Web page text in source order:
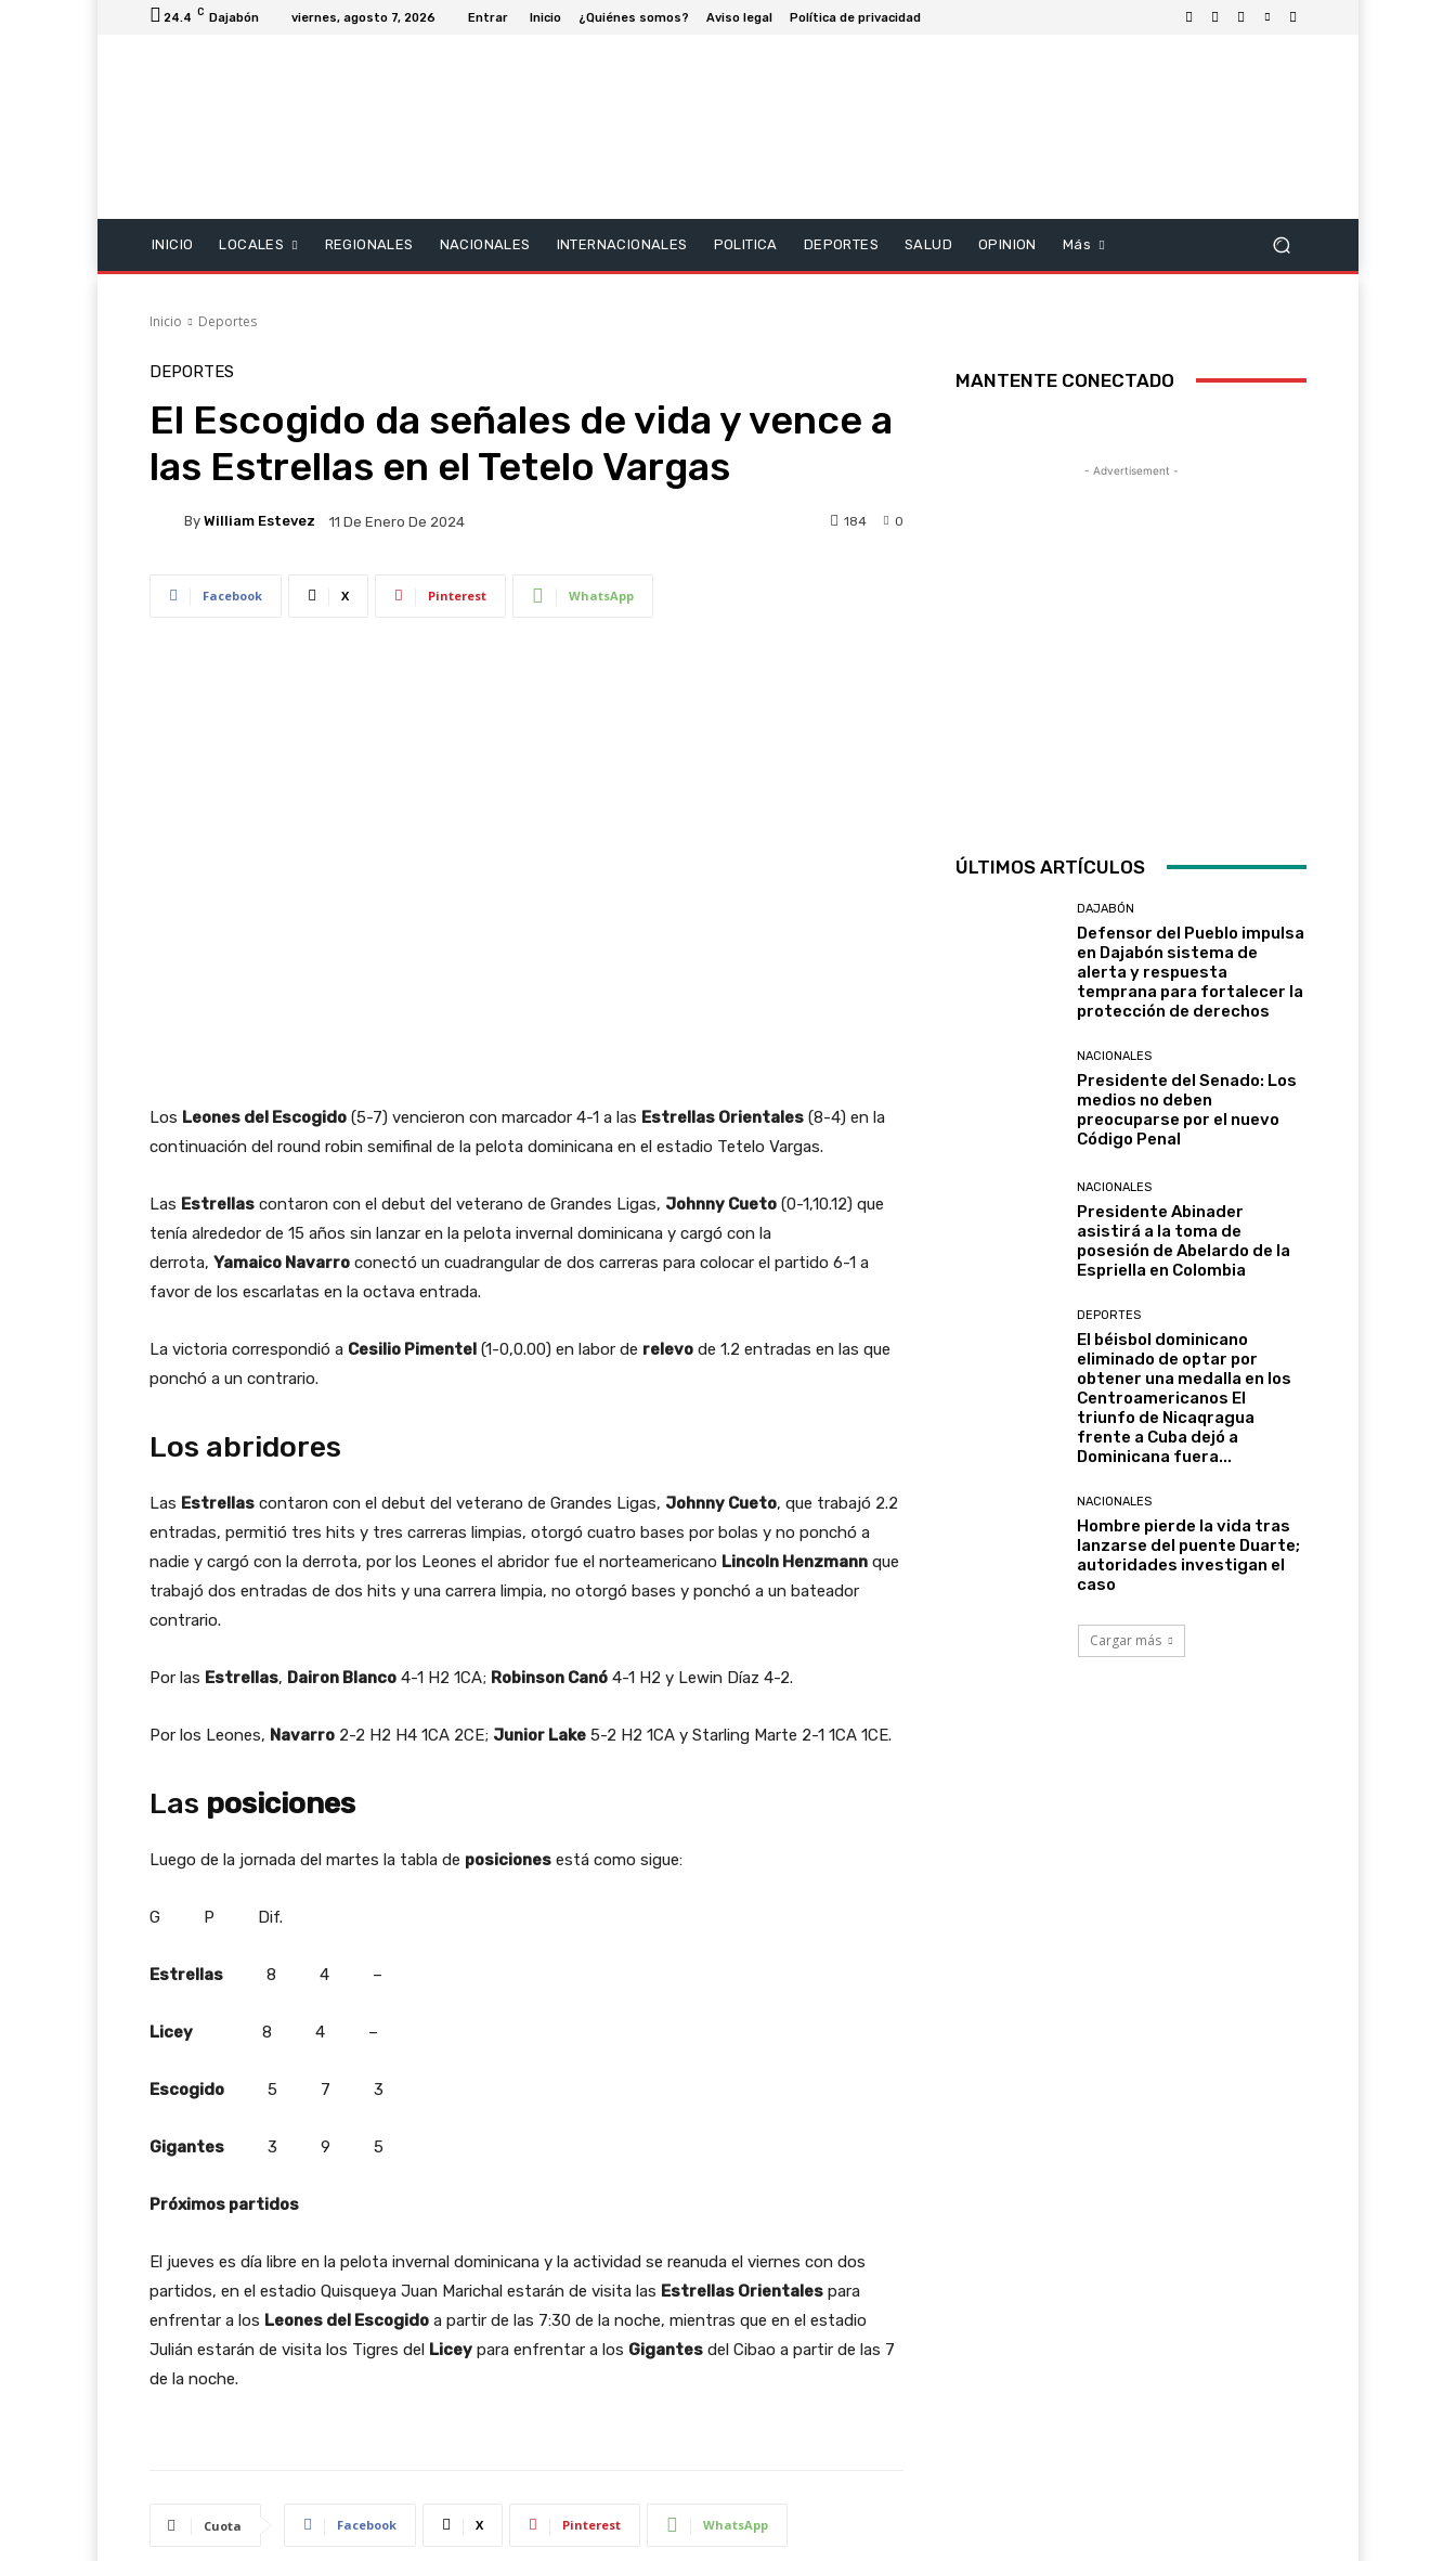
24.4 C Dajabón viernes, agosto 7, 2026 Entrar Inicio ¿Quiénes somos? Aviso legal Política de privacidad
INICIO LOCALES REGIONALES NACIONALES INTERNACIONALES POLITICA DEPORTES SALUD OPINION Más
Inicio Deportes
DEPORTES
El Escogido da señales de vida y vence a
las Estrellas en el Tetelo Vargas
By William Estevez 11 De Enero De 2024 0
184
Facebook X Pinterest WhatsApp
Los Leones del Escogido (5-7) vencieron con marcador 4-1 a las Estrellas Orientales (8-4) en la
continuación del round robin semifinal de la pelota dominicana en el estadio Tetelo Vargas.
Las Estrellas contaron con el debut del veterano de Grandes Ligas, Johnny Cueto (0-1,10.12) que
tenía alrededor de 15 años sin lanzar en la pelota invernal dominicana y cargó con la
derrota, Yamaico Navarro conectó un cuadrangular de dos carreras para colocar el partido 6-1 a
favor de los escarlatas en la octava entrada.
La victoria correspondió a Cesilio Pimentel (1-0,0.00) en labor de relevo de 1.2 entradas en las que
ponchó a un contrario.
Los abridores
Las Estrellas contaron con el debut del veterano de Grandes Ligas, Johnny Cueto, que trabajó 2.2
entradas, permitió tres hits y tres carreras limpias, otorgó cuatro bases por bolas y no ponchó a
nadie y cargó con la derrota, por los Leones el abridor fue el norteamericano Lincoln Henzmann que
trabajó dos entradas de dos hits y una carrera limpia, no otorgó bases y ponchó a un bateador
contrario.
Por las Estrellas, Dairon Blanco 4-1 H2 1CA; Robinson Canó 4-1 H2 y Lewin Díaz 4-2.
Por los Leones, Navarro 2-2 H2 H4 1CA 2CE; Junior Lake 5-2 H2 1CA y Starling Marte 2-1 1CA 1CE.
Las posiciones
Luego de la jornada del martes la tabla de posiciones está como sigue:
G P Dif.
Estrellas 8 4 –
Licey 8 4 –
Escogido 5 7 3
Gigantes 3 9 5
Próximos partidos
El jueves es día libre en la pelota invernal dominicana y la actividad se reanuda el viernes con dos
partidos, en el estadio Quisqueya Juan Marichal estarán de visita las Estrellas Orientales para
enfrentar a los Leones del Escogido a partir de las 7:30 de la noche, mientras que en el estadio
Julián estarán de visita los Tigres del Licey para enfrentar a los Gigantes del Cibao a partir de las 7
de la noche.
Cuota Facebook X Pinterest WhatsApp
MANTENTE CONECTADO
- Advertisement -
ÚLTIMOS ARTÍCULOS
DAJABÓN
Defensor del Pueblo impulsa
en Dajabón sistema de
alerta y respuesta
temprana para fortalecer la
protección de derechos
NACIONALES
Presidente del Senado: Los
medios no deben
preocuparse por el nuevo
Código Penal
NACIONALES
Presidente Abinader
asistirá a la toma de
posesión de Abelardo de la
Espriella en Colombia
DEPORTES
El béisbol dominicano
eliminado de optar por
obtener una medalla en los
Centroamericanos El
triunfo de Nicaqragua
frente a Cuba dejó a
Dominicana fuera...
NACIONALES
Hombre pierde la vida tras
lanzarse del puente Duarte;
autoridades investigan el
caso
Cargar más